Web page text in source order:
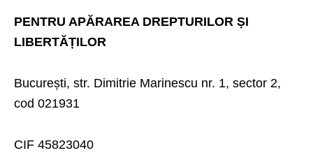
PENTRU APĂRAREA DREPTURILOR ȘI
LIBERTĂȚILOR
București, str. Dimitrie Marinescu nr. 1, sector 2,
cod 021931
CIF 45823040